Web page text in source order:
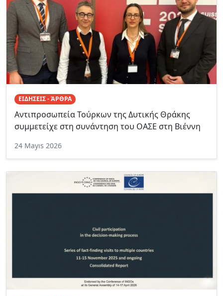
ΕΙΔΗΣΕΙΣ - ΆΡΘΡΑ
Αντιπροσωπεία Τούρκων της Δυτικής Θράκης
συμμετείχε στη συνάντηση του ΟΑΣΕ στη Βιέννη
24 Mayıs 2026